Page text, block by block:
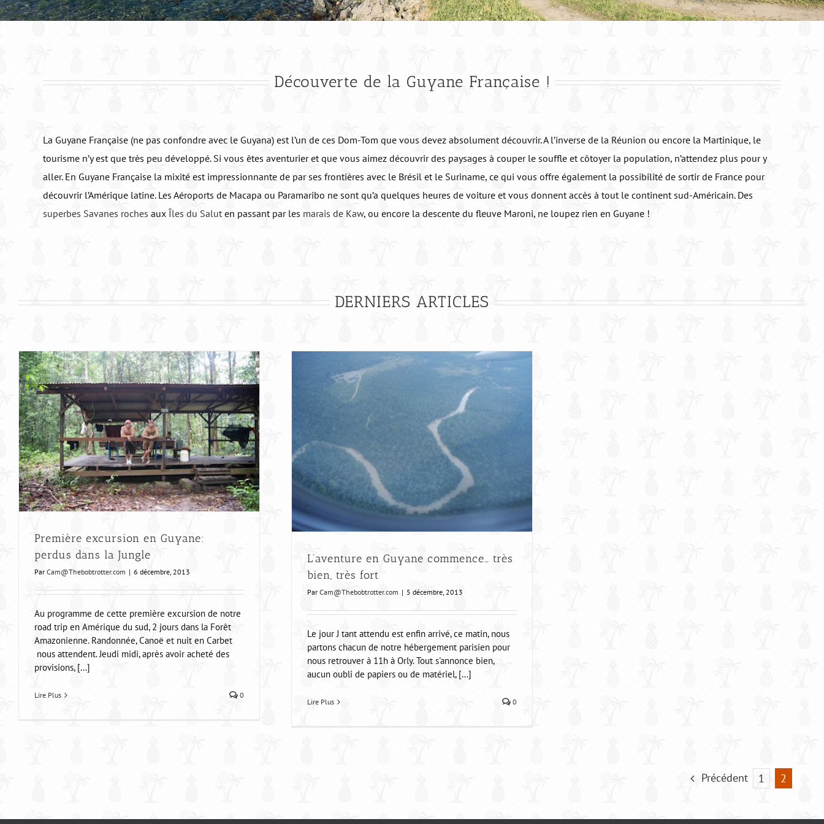
Découverte de la Guyane Française !
La Guyane Française (ne pas confondre avec le Guyana) est l’un de ces Dom-Tom que vous devez absolument découvrir. A l’inverse de la Réunion ou encore la Martinique, le
tourisme n’y est que très peu développé. Si vous êtes aventurier et que vous aimez découvrir des paysages à couper le souffle et côtoyer la population, n’attendez plus pour y
aller. En Guyane Française la mixité est impressionnante de par ses frontières avec le Brésil et le Suriname, ce qui vous offre également la possibilité de sortir de France pour
découvrir l’Amérique latine. Les Aéroports de Macapa ou Paramaribo ne sont qu’a quelques heures de voiture et vous donnent accès à tout le continent sud-Américain. Des
superbes Savanes roches auxÎles du Saluten passant par les marais de Kaw, ou encore la descente du fleuve Maroni, ne loupez rien en Guyane !
DERNIERS ARTICLES
Première excursion en Guyane: perdus dans la
Première excursion en Guyane:
perdus dans la Jungle
Par Cam@Thebobtrotter.com | 6 décembre, 2013
Au programme de cette première excursion de notre
road trip en Amérique du sud, 2 jours dans la Forêt
Amazonienne. Randonnée, Canoë et nuit en Carbet
nous attendent. Jeudi midi, après avoir acheté des
provisions, [...]
Lire Plus 0
L’aventure en Guyane commence… très
bien, très fort
Par Cam@Thebobtrotter.com | 5 décembre, 2013
Le jour J tant attendu est enfin arrivé, ce matin, nous
partons chacun de notre hébergement parisien pour
nous retrouver à 11h à Orly. Tout s'annonce bien,
aucun oubli de papiers ou de matériel, [...]
Lire Plus 0
Précédent 1 2